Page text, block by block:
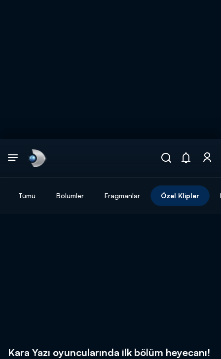
Tümü Bölümler Fragmanlar Özel Klipler
Kara Yazı oyuncularında ilk bölüm heyecanı!